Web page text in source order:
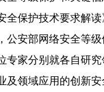
全保护技术要求解
公安部网络安全等
专家分别就各自研
及领域应用的创新